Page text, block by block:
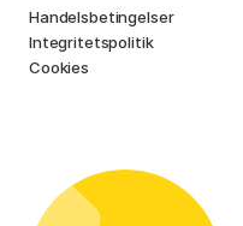
Handelsbetingelser
Integritetspolitik
Cookies